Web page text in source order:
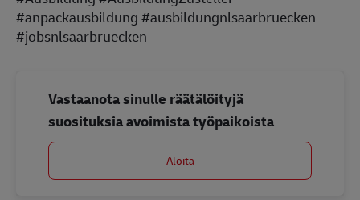
#anpackausbildung #ausbildungnlsaarbruecken
#jobsnlsaarbruecken
Vastaanota sinulle räätälöityjä
suosituksia avoimista työpaikoista
Aloita